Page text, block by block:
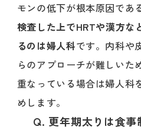
モンの低下が根本原因であ
検査した上でHRTや漢方な
るのは婦人科です。内科や
らのアプローチが難しいた
重なっている場合は婦人科
めします。
Q. 更年期太りは食